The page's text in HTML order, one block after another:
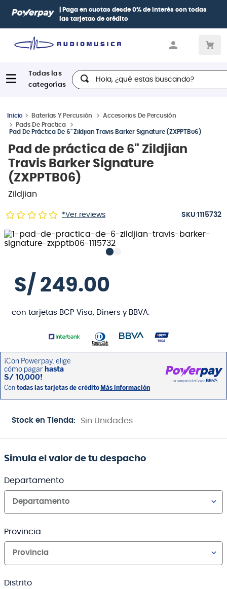
Paga conhasta 12 cuotas sin intereses con tarjetas
Diners, BBVA e Interbank
Hola, ¿qué estas buscando?
Baterías Y Percusión
Accesorios De Percusión
Pads De Practica
Pad De Práctica De 6" Zildjian Travis Barker Signature (ZXPPTB06)
Pad de práctica de 6" Zildjian
Travis Barker Signature
(ZXPPTB06)
Zildjian
*Ver reviews :1115732
S/ 249.00
con tarjetas BCP Visa, Diners y BBVA.
Stock en Tienda: Sin Unidades
Simula el valor de tu despacho
Departamento
Departamento
Provincia
Provincia
Distrito